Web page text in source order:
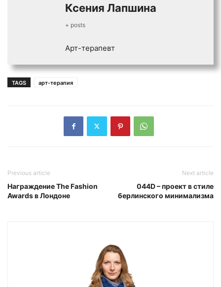
Ксения Лапшина
+ posts
Арт-терапевт
TAGS арт-терапия
Previous article
Награждение The Fashion
Awards в Лондоне
Next article
044D – проект в стиле
берлинского минимализма